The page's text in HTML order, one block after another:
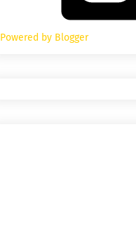
Powered by Blogger